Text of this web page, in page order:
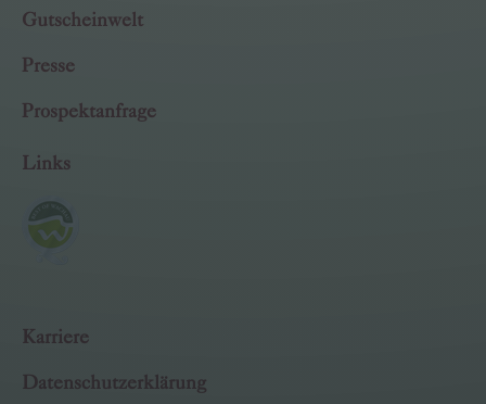
Gutscheinwelt
Presse
Prospektanfrage
Links
Karriere
Datenschutzerklärung